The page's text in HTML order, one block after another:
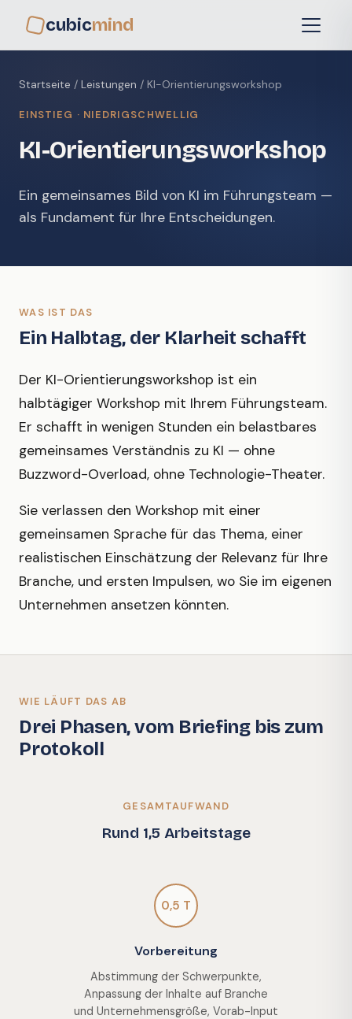
cubicmind
Startseite / Leistungen / KI-Orientierungsworkshop
EINSTIEG · NIEDRIGSCHWELLIG
KI-Orientierungsworkshop
Ein gemeinsames Bild von KI im Führungsteam —
als Fundament für Ihre Entscheidungen.
WAS IST DAS
Ein Halbtag, der Klarheit schafft
Der KI-Orientierungsworkshop ist ein
halbtägiger Workshop mit Ihrem Führungsteam.
Er schafft in wenigen Stunden ein belastbares
gemeinsames Verständnis zu KI — ohne
Buzzword-Overload, ohne Technologie-Theater.
Sie verlassen den Workshop mit einer
gemeinsamen Sprache für das Thema, einer
realistischen Einschätzung der Relevanz für Ihre
Branche, und ersten Impulsen, wo Sie im eigenen
Unternehmen ansetzen könnten.
WIE LÄUFT DAS AB
Drei Phasen, vom Briefing bis zum
Protokoll
GESAMTAUFWAND
Rund 1,5 Arbeitstage
0,5 T
Vorbereitung
Abstimmung der Schwerpunkte,
Anpassung der Inhalte auf Branche
und Unternehmensgröße, Vorab-Input